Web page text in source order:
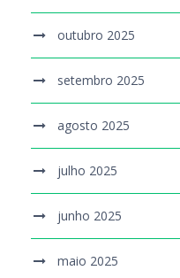
outubro 2025
setembro 2025
agosto 2025
julho 2025
junho 2025
maio 2025